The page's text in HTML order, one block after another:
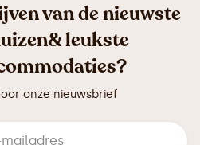
van de nieuwste
leukste
onze nieuwsbrief